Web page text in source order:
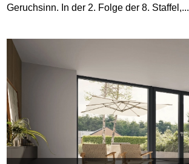
Geruchsinn. In der 2. Folge der 8. Staffel,...